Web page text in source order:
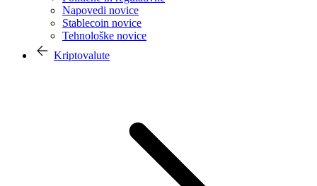
Napovedi novice
Stablecoin novice
Tehnološke novice
Kriptovalute